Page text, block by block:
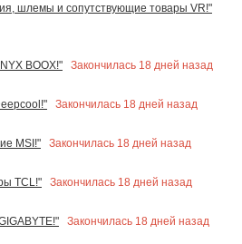
шлемы и сопутствующие товары VR!"
BOOX!"
Закончилась 18 дней назад
Закончилась 18 дней назад
MSI!"
Закончилась 18 дней назад
TCL!"
Закончилась 18 дней назад
Закончилась 18 дней назад